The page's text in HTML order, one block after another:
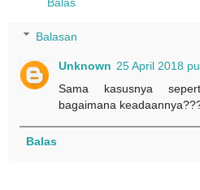
Balasan
Unknown 25 April 2018
Sama kasusnya
bagaimana
Balas